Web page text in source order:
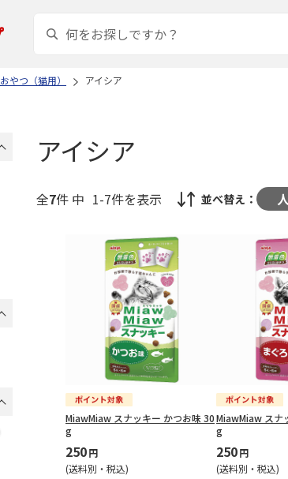
おやつ（猫用） アイシア
アイシア
全7件 中 1-7件を表示 並べ替え：
MiawMiaw スナッキー かつお味 30
g
250円
(送料別・税込)
MiawMiaw スナ
g
250円
(送料別・税込)